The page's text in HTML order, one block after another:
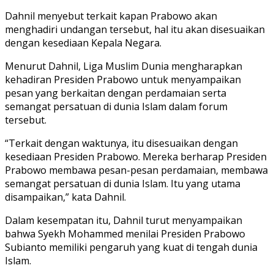
Dahnil menyebut terkait kapan Prabowo akan
menghadiri undangan tersebut, hal itu akan disesuaikan
dengan kesediaan Kepala Negara.
Menurut Dahnil, Liga Muslim Dunia mengharapkan
kehadiran Presiden Prabowo untuk menyampaikan
pesan yang berkaitan dengan perdamaian serta
semangat persatuan di dunia Islam dalam forum
tersebut.
“Terkait dengan waktunya, itu disesuaikan dengan
kesediaan Presiden Prabowo. Mereka berharap Presiden
Prabowo membawa pesan-pesan perdamaian, membawa
semangat persatuan di dunia Islam. Itu yang utama
disampaikan,” kata Dahnil.
Dalam kesempatan itu, Dahnil turut menyampaikan
bahwa Syekh Mohammed menilai Presiden Prabowo
Subianto memiliki pengaruh yang kuat di tengah dunia
Islam.